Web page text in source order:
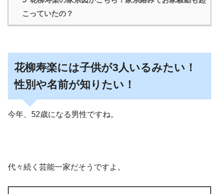
こっていたの？
花柳寿楽には子供が3人いるみたい！
性別や名前が知りたい！
今年、52歳になる男性ですね。
代々続く芸能一家だそうですよ。